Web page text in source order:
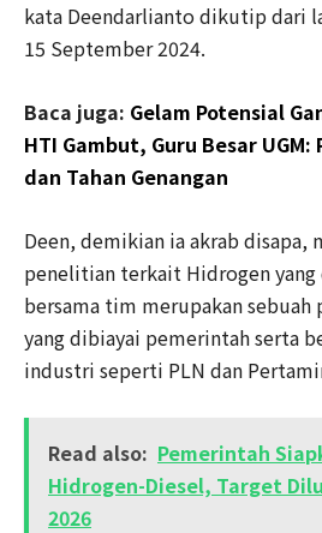
kata Deendarlianto dikutip dari
15 September 2024.
Baca juga: Gelam Potensial
HTI Gambut, Guru Besar
dan Tahan Genangan
Deen, demikian ia akrab disapa,
penelitian terkait Hidrogen yang
bersama tim merupakan sebuah
yang dibiayai pemerintah serta
industri seperti PLN dan
Read also: Pemerintah
Hidrogen-Diesel, Target
2026